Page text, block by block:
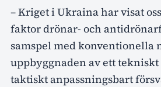
– Kriget i Ukraina har visat
faktor drönar- och
samspel med konventionella
uppbyggnaden av ett
taktiskt anpassningsbart